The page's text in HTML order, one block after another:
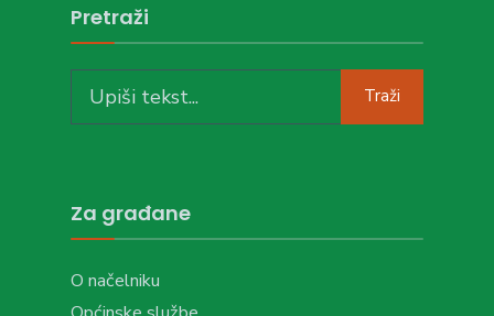
Pretraži
for:
Traži
Za građane
O načelniku